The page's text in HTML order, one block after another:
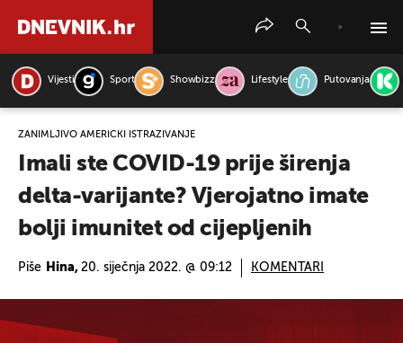
Vijesti Sport Showbizz Lifestyle Putovanja
ZANIMLJIVO AMERIČKI ISTRAŽIVANJE
Imali ste COVID-19 prije širenja
delta-varijante? Vjerojatno imate
bolji imunitet od cijepljenih
Piše Hina, 20. siječnja 2022. @ 09:12 KOMENTARI
PRETRAŽITE VIJESTI